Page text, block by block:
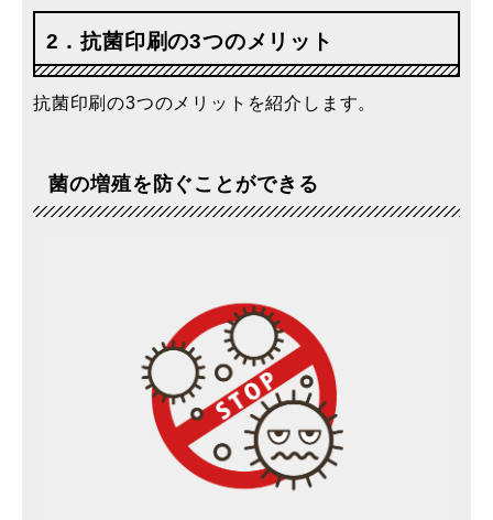
2．抗菌印刷の3つのメリット
抗菌印刷の3つのメリットを紹介します。
菌の増殖を防ぐことができる